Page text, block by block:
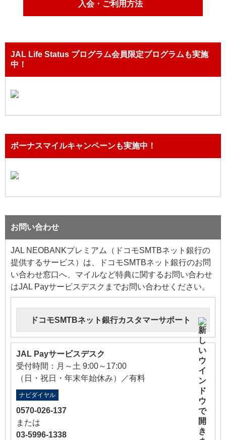
入会・ご利用方法
JAL Life Status プログラム会員限定プログラムも実施
中！
ボーナスマイルキャンペーンも実施中！
お問い合わせ
JAL NEOBANKプレミアム（ドコモSMTBネット銀行の
提供するサービス）は、ドコモSMTBネット銀行のお問
い合わせ窓口へ、マイルなど特典に関するお問い合わせ
はJAL Payサービスデスクまでお問い合わせください。
ドコモSMTBネット銀行カスタマーサポート
JAL Payサービスデスク
受付時間：月～土 9:00～17:00
（日・祝日・年末年始休み）／有料
ナビダイヤル
0570-026-137
または
03-5996-1338